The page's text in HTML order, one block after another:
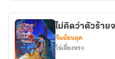
รัก
ไม่คิดว่าตัวร้าย
จีนย้อนยุค
ไฉ่เลี่ยงหรง